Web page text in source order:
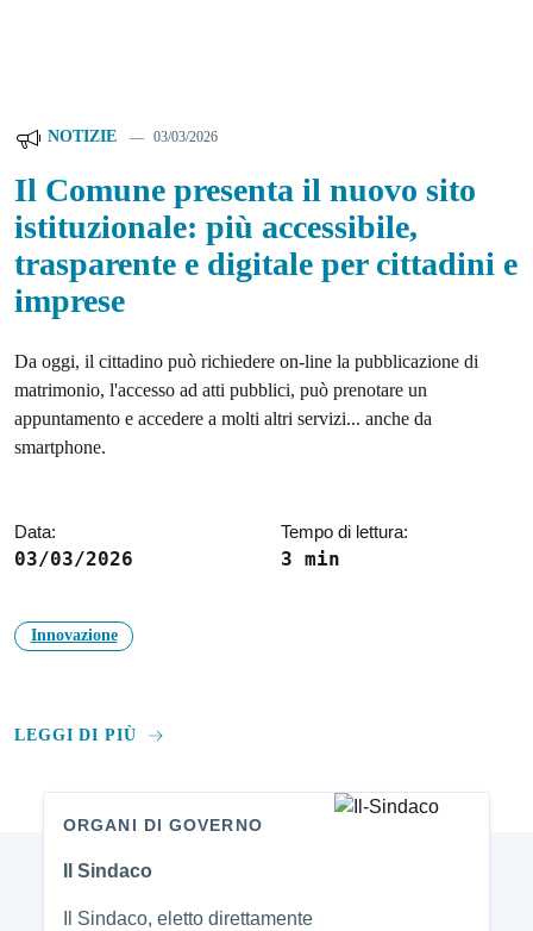
NOTIZIE 03/03/2026
Il Comune presenta il nuovo sito
istituzionale: più accessibile,
trasparente e digitale per cittadini e
imprese
Da oggi, il cittadino può richiedere on-line la pubblicazione di
matrimonio, l'accesso ad atti pubblici, può prenotare un
appuntamento e accedere a molti altri servizi... anche da
smartphone.
Data:
03/03/2026
Tempo di lettura:
3 min
Innovazione
LEGGI DI PIÙ
Amministrazione
ORGANI DI GOVERNO
Il Sindaco
Il Sindaco, eletto direttamente